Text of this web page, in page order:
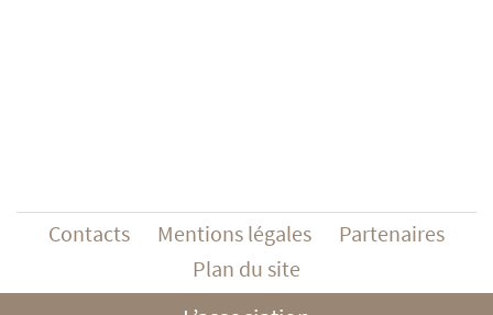
Contacts Mentions légales
Partenaires
Plan du site